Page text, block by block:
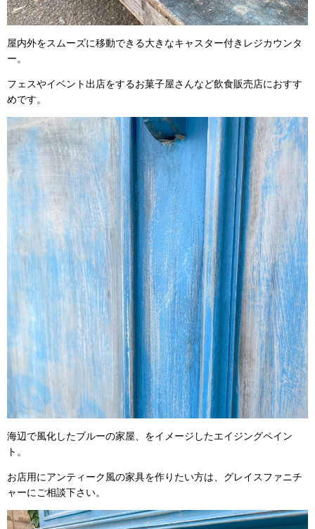
屋内外をスムーズに移動できる大きなキャスター付きレジカウンタ
ー。
フェスやイベント出店をするお菓子屋さんなど飲食販売店におすす
めです。
海辺で風化したブルーの家屋、をイメージしたエイジングペイン
ト。
お店用にアンティーク風の家具を作りたい方は、グレイスファニチ
ャーにご相談下さい。